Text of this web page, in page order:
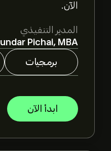
الآن.
المدير التنفيذي
Pichai, MBA
برمجيات
ابدأ الآن